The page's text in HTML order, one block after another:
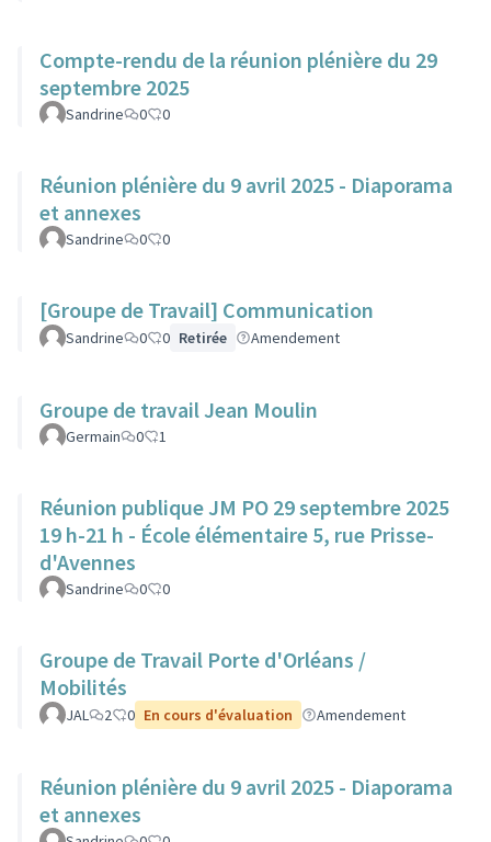
Compte-rendu de la réunion plénière du 29
septembre 2025
Sandrine 0 0
Réunion plénière du 9 avril 2025 - Diaporama
et annexes
Sandrine 0 0
[Groupe de Travail] Communication
Sandrine 0 0 Retirée Amendement
Groupe de travail Jean Moulin
Germain 0 1
Réunion publique JM PO 29 septembre 2025
19 h-21 h - École élémentaire 5, rue Prisse-
d'Avennes
Sandrine 0 0
Groupe de Travail Porte d'Orléans /
Mobilités
JAL 2 0 En cours d'évaluation Amendement
Réunion plénière du 9 avril 2025 - Diaporama
et annexes